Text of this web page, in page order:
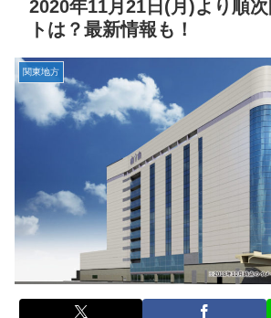
2020年11月21日(月)より順
トは？最新情報も！
関東地方